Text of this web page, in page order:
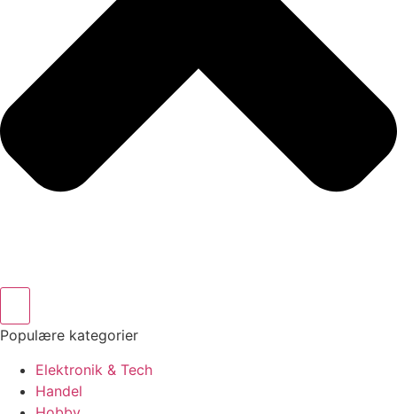
Populære kategorier
Elektronik & Tech
Handel